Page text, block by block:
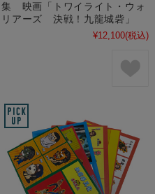
集 映画「トワイライト・ウォ
リアーズ 決戦！九龍城砦」
¥12,100(税込)